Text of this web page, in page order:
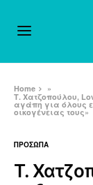
Home
»
Τ. Χατζοπούλου,
αγάπη για όλους
οικογένειας τους»
ΠΡΟΣΩΠΑ
Τ.